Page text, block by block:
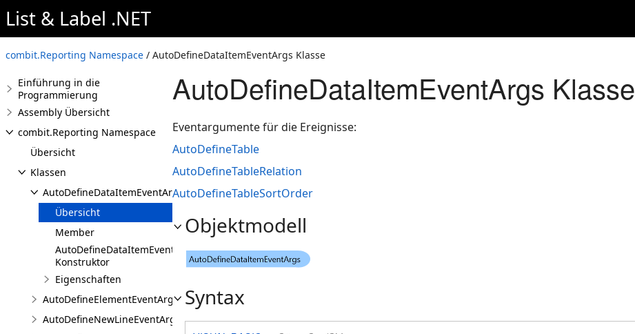
List & Label .NET
combit.Reporting Namespace / AutoDefineDataItemEventArgs Klasse
Einführung in die
Programmierung
Assembly Übersicht
combit.Reporting Namespace
Übersicht
Klassen
AutoDefineDataItemEventArgs
Übersicht
Member
AutoDefineDataItemEventArgs
Konstruktor
Eigenschaften
AutoDefineElementEventArgs
AutoDefineNewLineEventArgs
AutoDefineDataItemEventArgs Klasse
Eventargumente für die Ereignisse:
AutoDefineTable
AutoDefineTableRelation
AutoDefineTableSortOrder
Objektmodell
Syntax